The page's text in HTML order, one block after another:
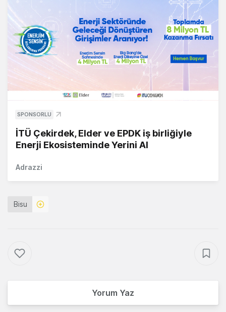
SPONSORLU
İTÜ Çekirdek, Elder ve EPDK iş birliğiyle
Enerji Ekosisteminde Yerini Al
Adrazzi
Bisu
Yorum Yaz